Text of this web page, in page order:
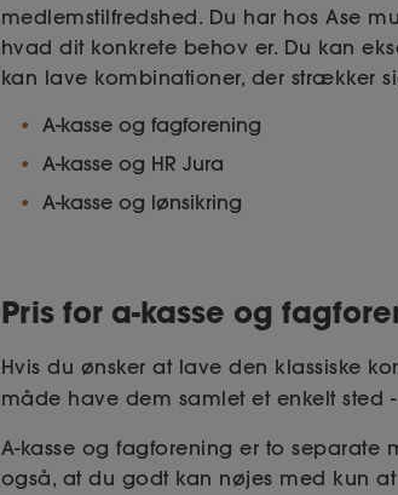
medlemstilfredshed. Du har hos Ase
hvad dit konkrete behov er. Du kan
kan lave kombinationer, der strækker
A-kasse og fagforening
A-kasse og HR Jura
A-kasse og lønsikring
Pris for a-kasse og
Hvis du ønsker at lave den klassiske
måde have dem samlet et enkelt sted
A-kasse og fagforening er to separate
også, at du godt kan nøjes med kun